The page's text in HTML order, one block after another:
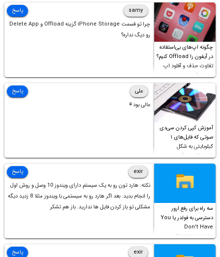
چگونه اپ‌های بی‌استفاده
در آیفون را Offload کنیم؟
تفاوت حذف و آفلود اپ
چیست؟
samy
چرا تو قسمت iPhone Storage گزینه Offload و Delete App
رو دیگ نداره؟
پاسخ
آموزش کپی کردن سی‌دی
صوتی که فایل‌های ۱
کیلوبایتی به شکل
شورت‌کات در آن موجود
است!
علی
عالی بود⚘
پاسخ
سه راه برای رفع ارور
دسترسی به فولدر یا You
Don’t Have
Permission to
Access this folder
exir
نکته: هارد تون رو به یک سیستم دارای ویندوز 10 وصل و روش اول
را انجام بدید. بعد اگر هارد رو به سیستمی با ویندوز مثلا 8 زدید دیگه
مشکلی تو باز کردن فایل ها ندارید. باز هم تشکر
پاسخ
exir
پاسخ